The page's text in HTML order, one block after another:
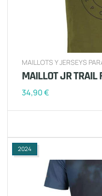
MAILLOTS Y JERSEYS
MAILLOT JR TRAIL
34,90€
2024